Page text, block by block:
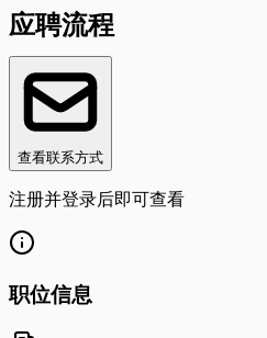
应聘流程
查看联系方式
注册并登录后即可查看
职位信息